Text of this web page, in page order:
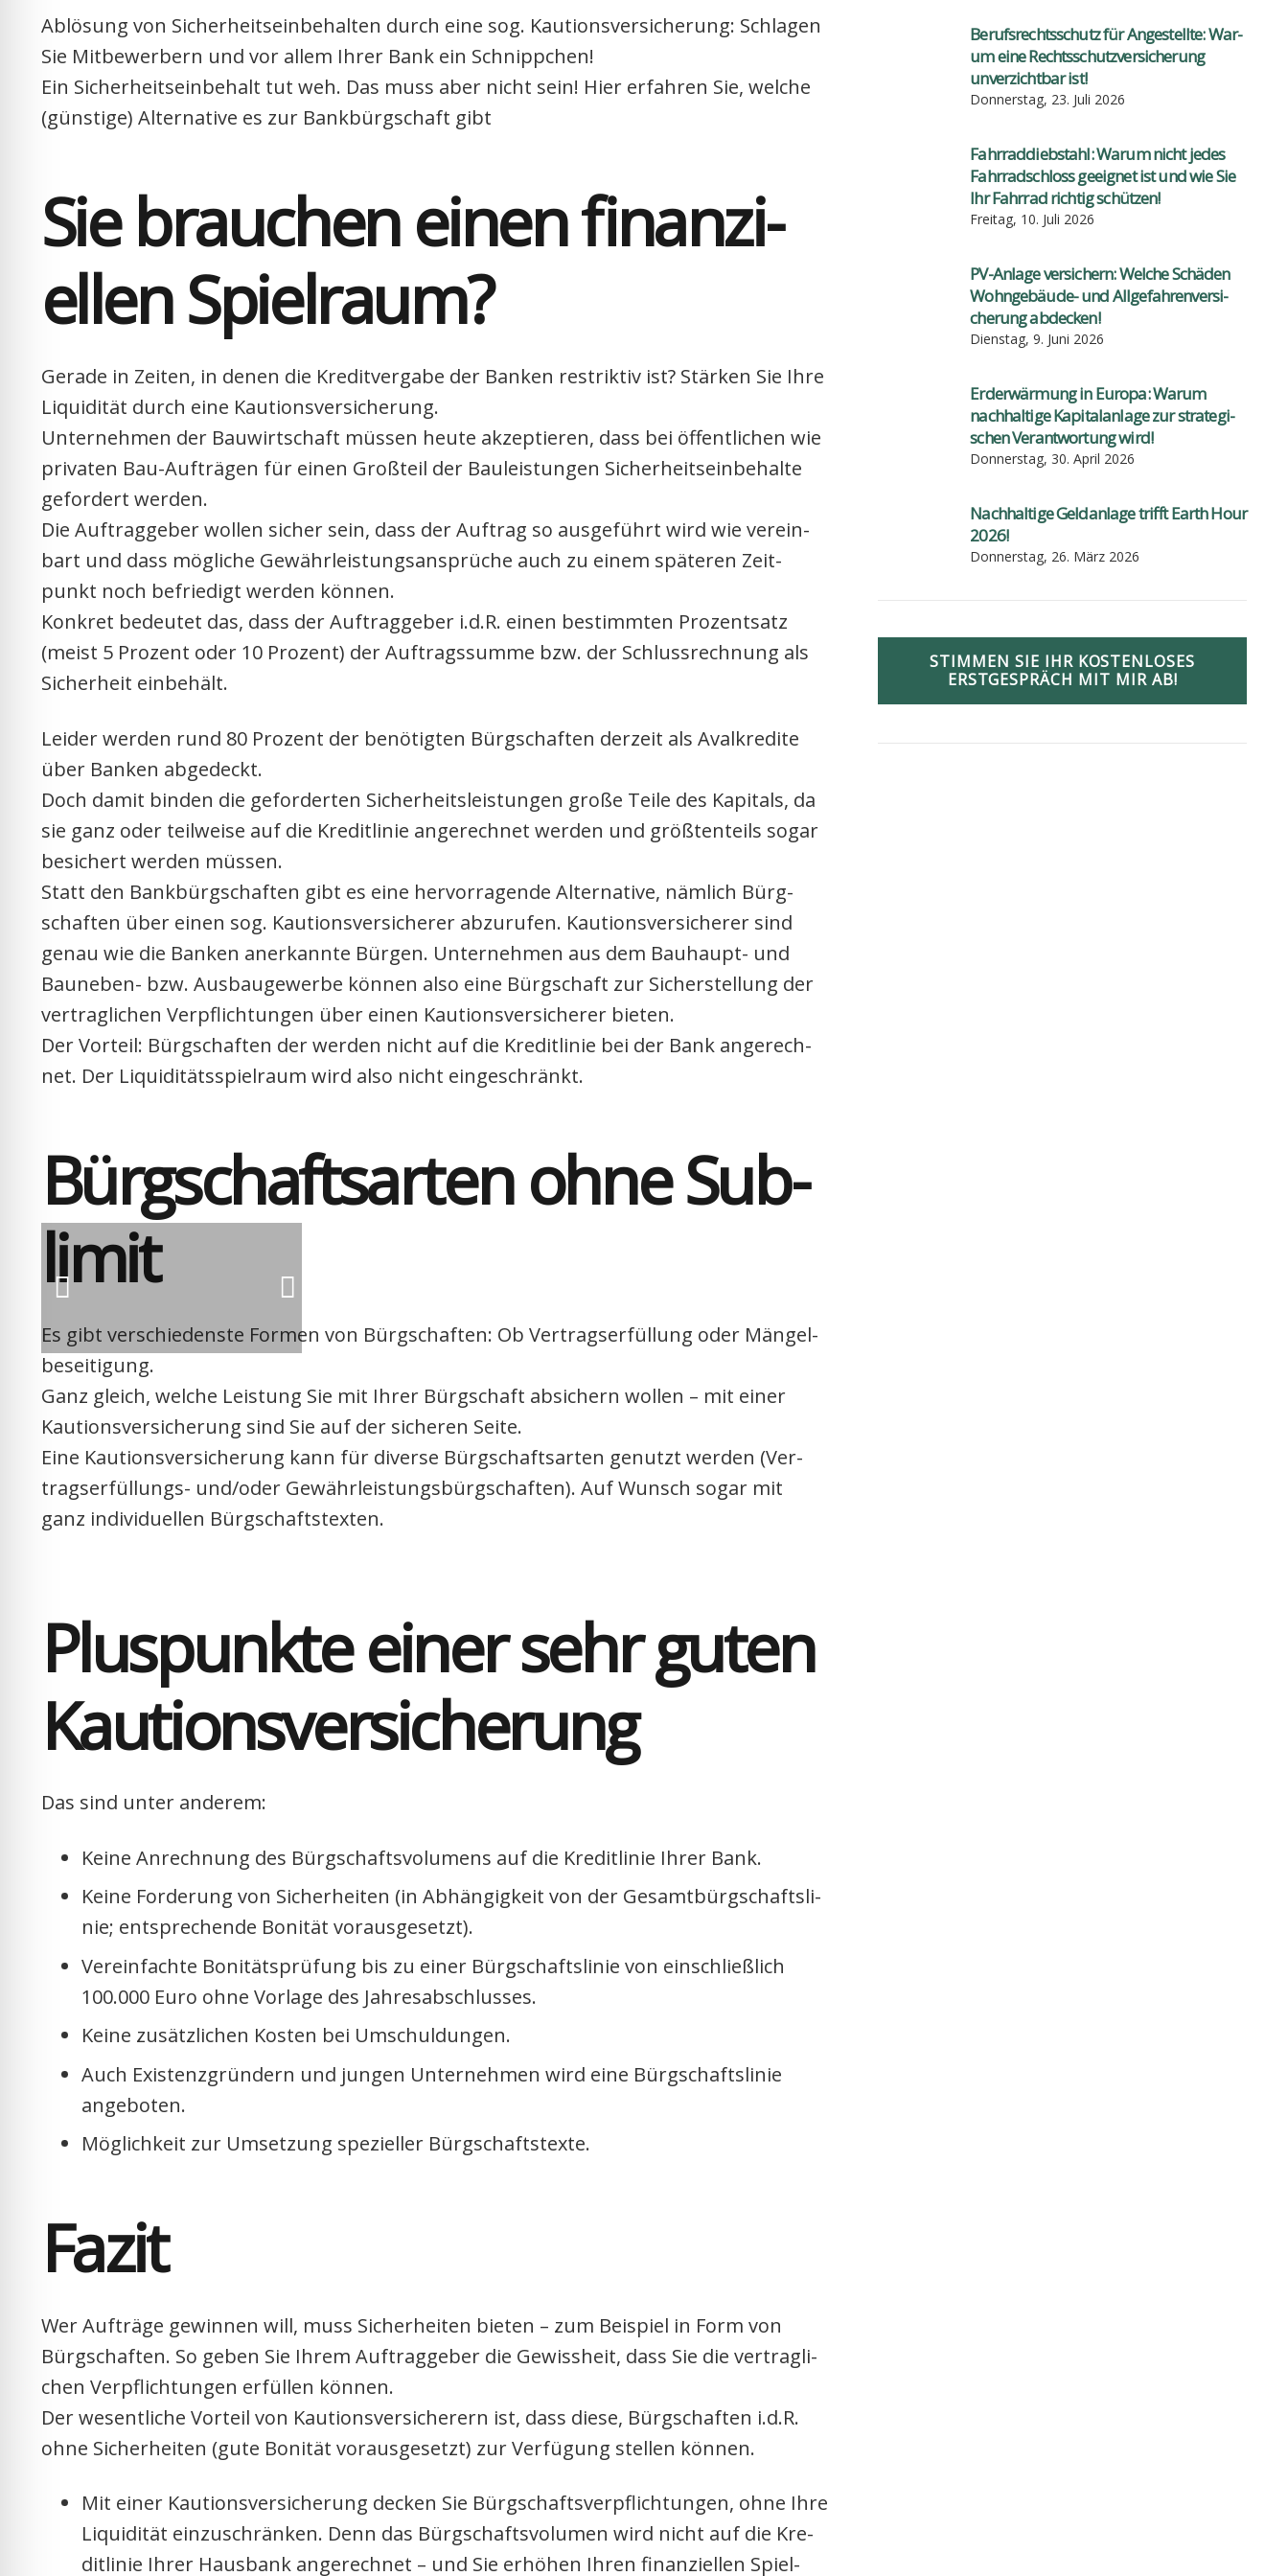
Ablö­sung von Sicher­heits­ein­be­hal­ten durch eine sog. Kau­ti­ons­ver­si­che­rung: Schla­gen
Sie Mit­be­wer­bern und vor allem Ihrer Bank ein Schnipp­chen!
Ein Sicher­heits­ein­be­halt tut weh. Das muss aber nicht sein! Hier erfah­ren Sie, wel­che
(güns­ti­ge) Alter­na­ti­ve es zur Bank­bürg­schaft gibt
Sie brau­chen einen finan­zi­
el­len Spiel­raum?
Gera­de in Zei­ten, in denen die Kre­dit­ver­ga­be der Ban­ken restrik­tiv ist? Stär­ken Sie Ihre
Liqui­di­tät durch eine Kau­ti­ons­ver­si­che­rung.
Unter­neh­men der Bau­wirt­schaft müs­sen heu­te akzep­tie­ren, dass bei öffent­li­chen wie
pri­va­ten Bau-Auf­trä­gen für einen Groß­teil der Bau­leis­tun­gen Sicher­heits­ein­be­hal­te
gefor­dert wer­den.
Die Auf­trag­ge­ber wol­len sicher sein, dass der Auf­trag so aus­ge­führt wird wie ver­ein­
bart und dass mög­li­che Gewähr­leis­tungs­an­sprü­che auch zu einem spä­te­ren Zeit­
punkt noch befrie­digt wer­den kön­nen.
Kon­kret bedeu­tet das, dass der Auf­trag­ge­ber i.d.R. einen bestimm­ten Pro­zent­satz
(meist 5 Pro­zent oder 10 Pro­zent) der Auf­trags­sum­me bzw. der Schluss­rech­nung als
Sicher­heit ein­be­hält.
Lei­der wer­den rund 80 Pro­zent der benö­tig­ten Bürg­schaf­ten der­zeit als Aval­kre­di­te
über Ban­ken abge­deckt.
Doch damit bin­den die gefor­der­ten Sicher­heits­leis­tun­gen gro­ße Tei­le des Kapi­tals, da
sie ganz oder teil­wei­se auf die Kre­dit­li­nie ange­rech­net wer­den und größ­ten­teils sogar
besi­chert wer­den müs­sen.
Statt den Bank­bürg­schaf­ten gibt es eine her­vor­ra­gen­de Alter­na­ti­ve, näm­lich Bürg­
schaf­ten über einen sog. Kau­ti­ons­ver­si­che­rer abzu­ru­fen. Kau­ti­ons­ver­si­che­rer sind
genau wie die Ban­ken aner­kann­te Bür­gen. Unter­neh­men aus dem Bau­haupt- und
Bau­ne­ben- bzw. Aus­bau­ge­wer­be kön­nen also eine Bürg­schaft zur Sicher­stel­lung der
ver­trag­li­chen Ver­pflich­tun­gen über einen Kau­ti­ons­ver­si­che­rer bie­ten.
Der Vor­teil: Bürg­schaf­ten der wer­den nicht auf die Kre­dit­li­nie bei der Bank ange­rech­
net. Der Liqui­di­täts­spiel­raum wird also nicht ein­ge­schränkt.
Bürg­schafts­ar­ten ohne Sub­
li­mit
Es gibt ver­schie­dens­te For­men von Bürg­schaf­ten: Ob Ver­trags­er­fül­lung oder Män­gel­
be­sei­ti­gung.
Ganz gleich, wel­che Leis­tung Sie mit Ihrer Bürg­schaft absi­chern wol­len – mit einer
Kau­ti­ons­ver­si­che­rung sind Sie auf der siche­ren Sei­te.
Eine Kau­ti­ons­ver­si­che­rung kann für diver­se Bürg­schafts­ar­ten genutzt wer­den (Ver­
trags­er­fül­lungs- und/oder Gewähr­leis­tungs­bürg­schaf­ten). Auf Wunsch sogar mit
ganz indi­vi­du­el­len Bürg­schafts­tex­ten.
Plus­punk­te einer sehr guten
Kau­ti­ons­ver­si­che­rung
Das sind unter ande­rem:
Kei­ne Anrech­nung des Bürg­schafts­vo­lu­mens auf die Kre­dit­li­nie Ihrer Bank.
Kei­ne For­de­rung von Sicher­hei­ten (in Abhän­gig­keit von der Gesamt­bürg­schafts­li­
nie; ent­spre­chen­de Boni­tät vor­aus­ge­setzt).
Ver­ein­fach­te Boni­täts­prü­fung bis zu einer Bürg­schafts­li­nie von ein­schließ­lich
100.000 Euro ohne Vor­la­ge des Jah­res­ab­schlus­ses.
Kei­ne zusätz­li­chen Kos­ten bei Umschul­dun­gen.
Auch Exis­tenz­grün­dern und jun­gen Unter­neh­men wird eine Bürg­schafts­li­nie
ange­bo­ten.
Mög­lich­keit zur Umset­zung spe­zi­el­ler Bürg­schafts­tex­te.
Fazit
Wer Auf­trä­ge gewin­nen will, muss Sicher­hei­ten bie­ten – zum Bei­spiel in Form von
Bürg­schaf­ten. So geben Sie Ihrem Auf­trag­ge­ber die Gewiss­heit, dass Sie die ver­trag­li­
chen Ver­pflich­tun­gen erfül­len kön­nen.
Der wesent­li­che Vor­teil von Kau­ti­ons­ver­si­che­rern ist, dass die­se, Bürg­schaf­ten i.d.R.
ohne Sicher­hei­ten (gute Boni­tät vor­aus­ge­setzt) zur Ver­fü­gung stel­len kön­nen.
Mit einer Kau­ti­ons­ver­si­che­rung decken Sie Bürg­schafts­ver­pflich­tun­gen, ohne Ihre
Liqui­di­tät ein­zu­schrän­ken. Denn das Bürg­schafts­vo­lu­men wird nicht auf die Kre­
dit­li­nie Ihrer Haus­bank ange­rech­net – und Sie erhö­hen Ihren finan­zi­el­len Spiel­
Berufs­rechts­schutz für Ange­stell­te: War­
um eine Rechts­schutz­ver­si­che­rung
unver­zicht­bar ist!
Donnerstag, 23. Juli 2026
Fahr­rad­dieb­stahl: War­um nicht jedes
Fahr­rad­schloss geeig­net ist und wie Sie
Ihr Fahr­rad rich­tig schüt­zen!
Freitag, 10. Juli 2026
PV-Anla­ge ver­si­chern: Wel­che Schä­den
Wohn­ge­bäu­de- und All­ge­fah­ren­ver­si­
che­rung abde­cken!
Dienstag, 9. Juni 2026
Erd­er­wär­mung in Euro­pa: War­um
nach­hal­ti­ge Kapi­tal­an­la­ge zur stra­te­gi­
schen Ver­ant­wor­tung wird!
Donnerstag, 30. April 2026
Nach­hal­ti­ge Geld­an­la­ge trifft Earth Hour
2026!
Donnerstag, 26. März 2026
STIMMEN SIE IHR KOSTENLOSES
ERSTGESPRÄCH MIT MIR AB!